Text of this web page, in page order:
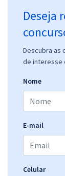
Deseja
Descubra as
de interesse
Nome
E-mail
Celular